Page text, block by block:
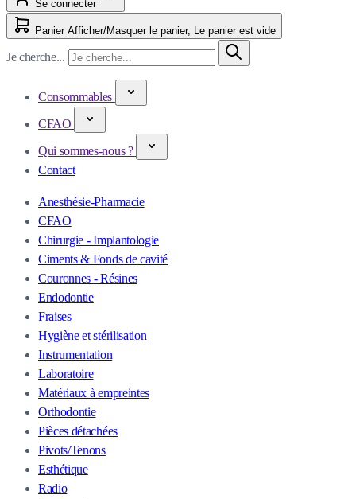
Se connecter
Panier Afficher/Masquer le panier, Le panier est vide
Je cherche...
Consommables
CFAO
Qui sommes-nous ?
Contact
Anesthésie-Pharmacie
CFAO
Chirurgie - Implantologie
Ciments & Fonds de cavité
Couronnes - Résines
Endodontie
Fraises
Hygiène et stérilisation
Instrumentation
Laboratoire
Matériaux à empreintes
Orthodontie
Pièces détachées
Pivots/Tenons
Esthétique
Radio